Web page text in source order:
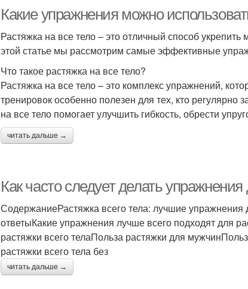
Какие упражнения можно
Растяжка на все тело – это отличный способ
этой статье мы рассмотрим самые эффективные
Что такое растяжка на все тело?
Растяжка на все тело – это комплекс упражнений,
тренировок особенно полезен для тех, кто
на все тело помогает улучшить гибкость, обрести
читать дальше →
Как часто следует делать
СодержаниеРастяжка всего тела: лучшие
ответыКакие упражнения лучше всего подходят для
растяжки всего телаПольза растяжки для
растяжки всего тела без
читать дальше →